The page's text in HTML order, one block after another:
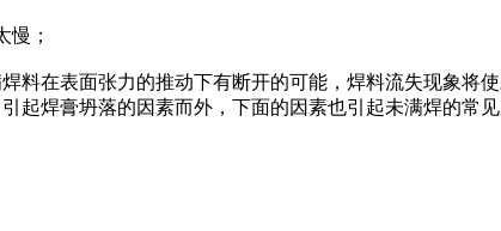
；
在表面张力的推动下有断开的可能，焊料流失现象将
起焊膏坍落的因素而外，下面的因素也引起未满焊的常见